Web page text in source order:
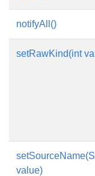
notifyAll()
setRawKind(int
value)